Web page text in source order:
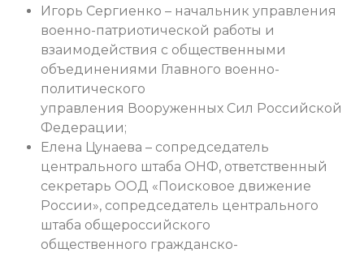
Игорь Сергиенко – начальник управления
военно-патриотической работы и
взаимодействия с общественными
объединениями Главного военно-
политического
управления Вооруженных Сил Российской
Федерации;
Елена Цунаева – сопредседатель
центрального штаба ОНФ, ответственный
секретарь ООД «Поисковое движение
России», сопредседатель центрального
штаба общероссийского
общественного гражданско-